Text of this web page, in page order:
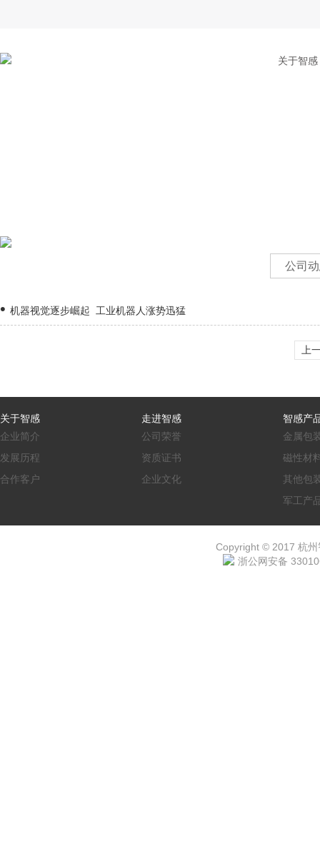
关于智感
公司
• 机器视觉逐步崛起 工业机器人涨势迅猛
上
关于智感
企业简介
发展历程
合作客户
走进智感
公司荣誉
资质证书
企业文化
智感产
金属包
磁性材
其他包
军工产
Copyright © 2017 杭
浙公网安备